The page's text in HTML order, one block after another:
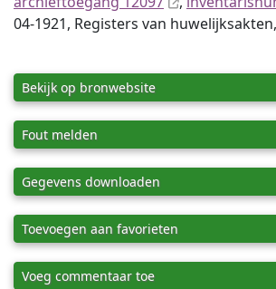
04-1921, Registers van
Bekijk op bronwebsite
Fout melden
Gegevens downloaden
Toevoegen aan favorieten
Voeg commentaar toe